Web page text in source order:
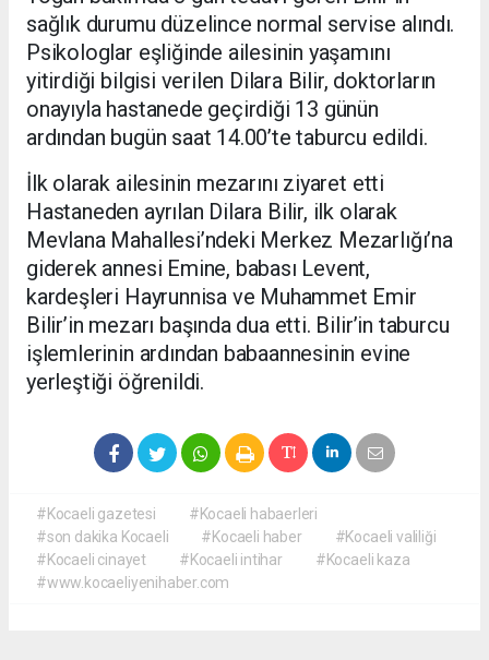
sağlık durumu düzelince normal servise alındı.
Psikologlar eşliğinde ailesinin yaşamını
yitirdiği bilgisi verilen Dilara Bilir, doktorların
onayıyla hastanede geçirdiği 13 günün
ardından bugün saat 14.00’te taburcu edildi.
İlk olarak ailesinin mezarını ziyaret etti
Hastaneden ayrılan Dilara Bilir, ilk olarak
Mevlana Mahallesi’ndeki Merkez Mezarlığı’na
giderek annesi Emine, babası Levent,
kardeşleri Hayrunnisa ve Muhammet Emir
Bilir’in mezarı başında dua etti. Bilir’in taburcu
işlemlerinin ardından babaannesinin evine
yerleştiği öğrenildi.
#Kocaeli gazetesi
#Kocaeli habaerleri
#son dakika Kocaeli
#Kocaeli haber
#Kocaeli valiliği
#Kocaeli cinayet
#Kocaeli intihar
#Kocaeli kaza
#www.kocaeliyenihaber.com